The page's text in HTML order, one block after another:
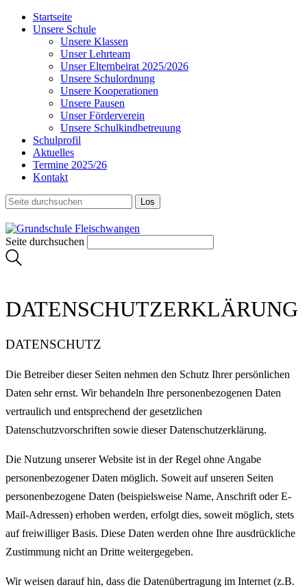
Startseite
Unsere Schule
Unsere Klassen
Unser Lehrteam
Unser Elternbeirat 2025/2026
Unsere Schulordnung
Unsere Kooperationen
Unsere Pausen
Unser Förderverein
Unsere Schulkindbetreuung
Schulprofil
Aktuelles
Termine 2025/26
Kontakt
Seite durchsuchen
DATENSCHUTZERKLÄRUNG
DATENSCHUTZ
Die Betreiber dieser Seiten nehmen den Schutz Ihrer persönlichen
Daten sehr ernst. Wir behandeln Ihre personenbezogenen Daten
vertraulich und entsprechend der gesetzlichen
Datenschutzvorschriften sowie dieser Datenschutzerklärung.
Die Nutzung unserer Website ist in der Regel ohne Angabe
personenbezogener Daten möglich. Soweit auf unseren Seiten
personenbezogene Daten (beispielsweise Name, Anschrift oder E-
Mail-Adressen) erhoben werden, erfolgt dies, soweit möglich, stets
auf freiwilliger Basis. Diese Daten werden ohne Ihre ausdrückliche
Zustimmung nicht an Dritte weitergegeben.
Wir weisen darauf hin, dass die Datenübertragung im Internet (z.B.